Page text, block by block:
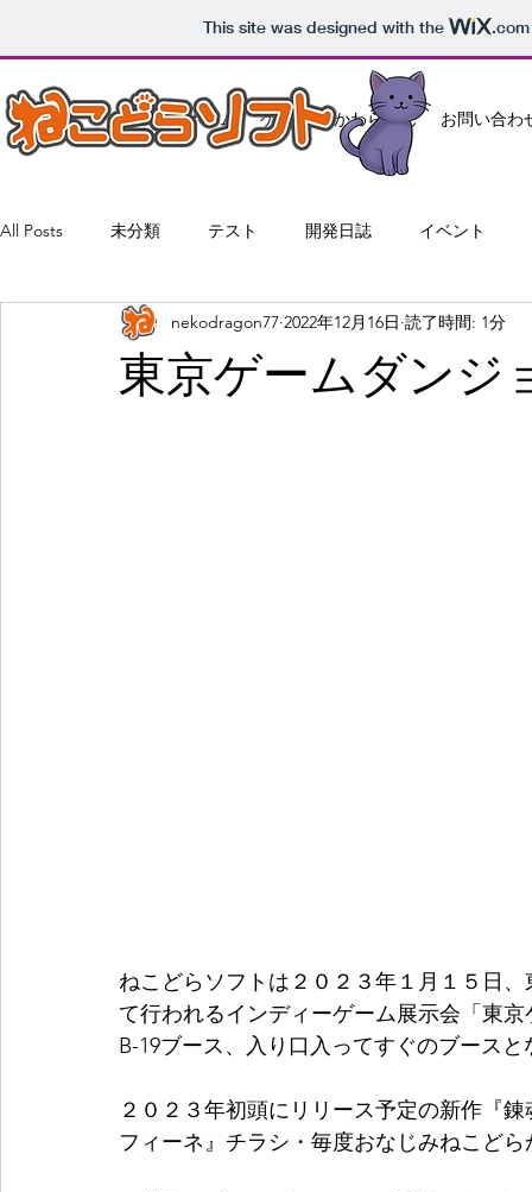
This site was designed with the .com
ホーム ゲーム かわらばん お問い合わ
All Posts 未分類 テスト 開発日誌 イベント
東京ゲームダンジ
nekodragon77 2022年12月16日 読了時間: 1分
ねこどらソフトは２０２３年１月１５日
て行われるインディーゲーム展示会「東
B-19ブース、入り口入ってすぐのブースと
２０２３年初頭にリリース予定の新作『
フィーネ』チラシ・毎度おなじみねこど